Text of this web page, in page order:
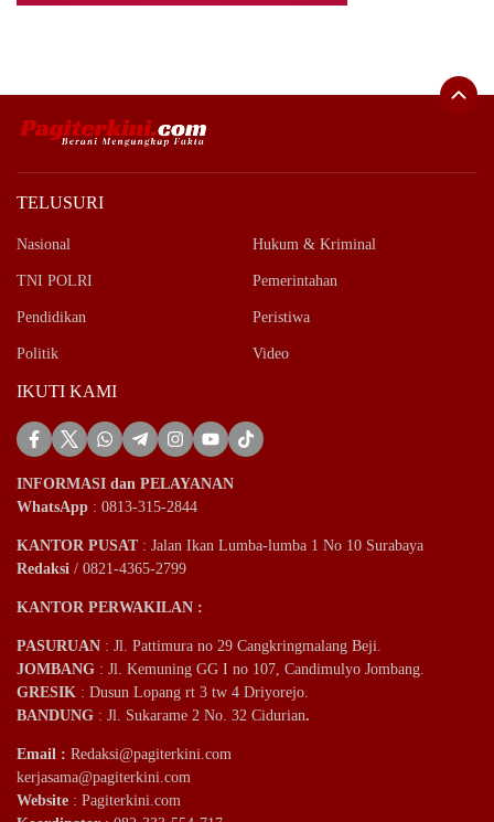
TELUSURI
Nasional Hukum & Kriminal
TNI POLRI Pemerintahan
Pendidikan Peristiwa
Politik Video
IKUTI KAMI
INFORMASI dan PELAYANAN
WhatsApp : 0813-315-2844
KANTOR PUSAT: Jalan Ikan Lumba-lumba 1 No 10 Surabaya
Redaksi / 0821-4365-2799
KANTOR PERWAKILAN :
PASURUAN : Jl. Pattimura no 29 Cangkringmalang Beji.
JOMBANG : Jl. Kemuning GG I no 107, Candimulyo Jombang.
GRESIK : Dusun Lopang rt 3 tw 4 Driyorejo.
BANDUNG : Jl. Sukarame 2 No. 32 Cidurian.
Email : Redaksi@pagiterkini.com
kerjasama@pagiterkini.com
Website : Pagiterkini.com